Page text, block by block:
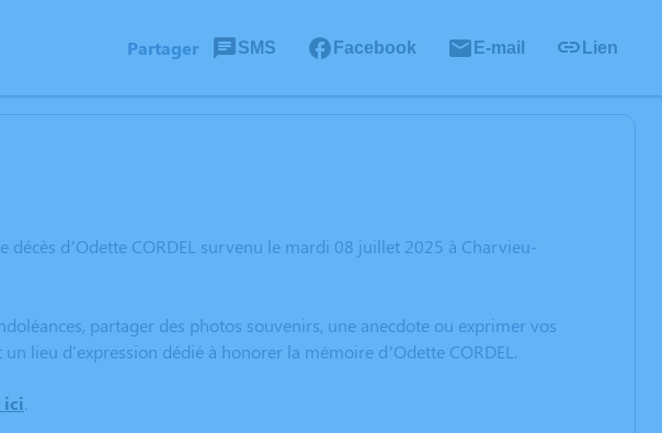
Partager SMS Facebook E-mail Lien
décès d’Odette CORDEL survenu le mardi 08 juillet 2025 à Charvieu-
partager des photos souvenirs, une anecdote ou exprimer vos
lieu d'expression dédié à honorer la mémoire d’Odette CORDEL.
ici.